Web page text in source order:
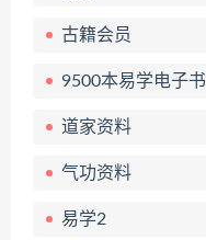
古籍会员
9500本易学电子书
道家资料
气功资料
易学2